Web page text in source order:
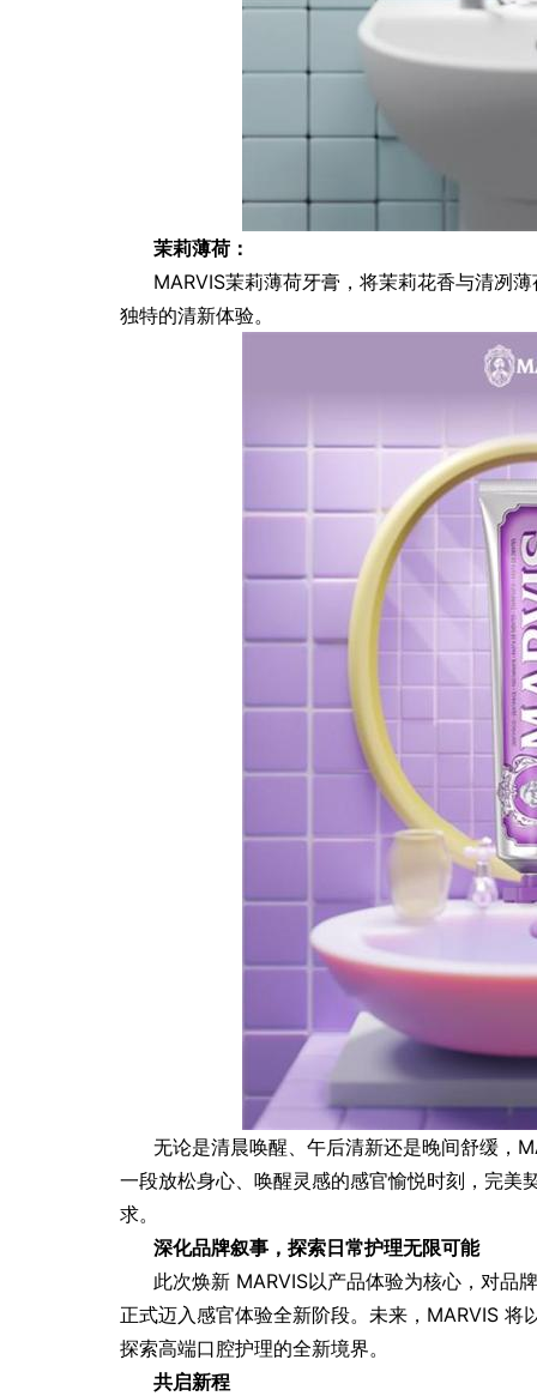
茉莉薄荷：
MARVIS茉莉薄荷牙膏，将茉莉花香与清冽
独特的清新体验。
无论是清晨唤醒、午后清新还是晚间舒缓，
一段放松身心、唤醒灵感的感官愉悦时刻，完美
求。
深化品牌叙事，探索日常护理无限可能
此次焕新 MARVIS以产品体验为核心，对品
正式迈入感官体验全新阶段。未来，MARVIS
探索高端口腔护理的全新境界。
共启新程